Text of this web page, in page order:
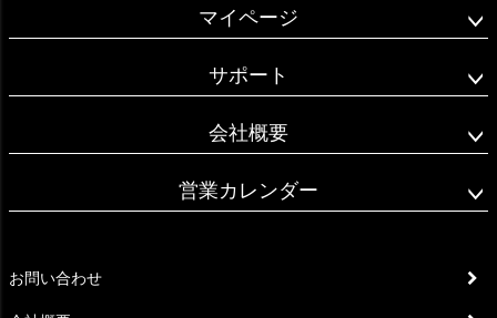
マイページ
サポート
会社概要
営業カレンダー
お問い合わせ